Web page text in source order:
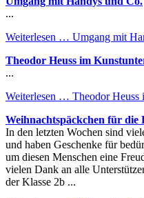
...
Weiterlesen … Umgang mit
Theodor Heuss im
...
Weiterlesen … Theodor Heuss
Weihnachtspäckchen für die
In den letzten Wochen sind
und haben Geschenke für
um diesen Menschen eine
vielen Dank an alle
der Klasse 2b ...